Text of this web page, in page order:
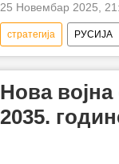
25 Новембар 2025,
стратегија РУСИЈА
Нова војна
2035.